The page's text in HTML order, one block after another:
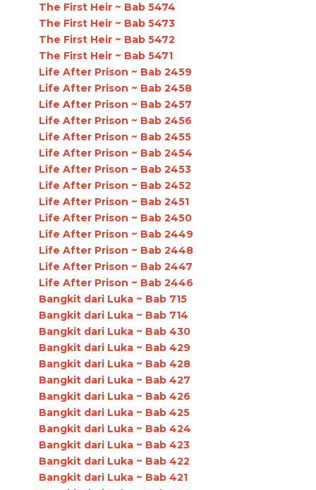
The First Heir ~ Bab 5474
The First Heir ~ Bab 5473
The First Heir ~ Bab 5472
The First Heir ~ Bab 5471
Life After Prison ~ Bab 2459
Life After Prison ~ Bab 2458
Life After Prison ~ Bab 2457
Life After Prison ~ Bab 2456
Life After Prison ~ Bab 2455
Life After Prison ~ Bab 2454
Life After Prison ~ Bab 2453
Life After Prison ~ Bab 2452
Life After Prison ~ Bab 2451
Life After Prison ~ Bab 2450
Life After Prison ~ Bab 2449
Life After Prison ~ Bab 2448
Life After Prison ~ Bab 2447
Life After Prison ~ Bab 2446
Bangkit dari Luka ~ Bab 715
Bangkit dari Luka ~ Bab 714
Bangkit dari Luka ~ Bab 430
Bangkit dari Luka ~ Bab 429
Bangkit dari Luka ~ Bab 428
Bangkit dari Luka ~ Bab 427
Bangkit dari Luka ~ Bab 426
Bangkit dari Luka ~ Bab 425
Bangkit dari Luka ~ Bab 424
Bangkit dari Luka ~ Bab 423
Bangkit dari Luka ~ Bab 422
Bangkit dari Luka ~ Bab 421